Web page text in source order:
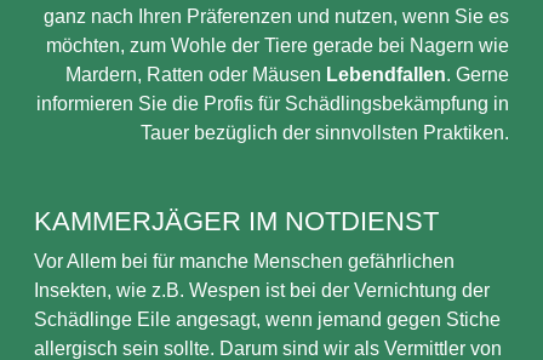
ganz nach Ihren Präferenzen und nutzen, wenn Sie es
möchten, zum Wohle der Tiere gerade bei Nagern wie
Mardern, Ratten oder Mäusen Lebendfallen. Gerne
informieren Sie die Profis für Schädlingsbekämpfung in
Tauer bezüglich der sinnvollsten Praktiken.
KAMMERJÄGER IM NOTDIENST
Vor Allem bei für manche Menschen gefährlichen
Insekten, wie z.B. Wespen ist bei der Vernichtung der
Schädlinge Eile angesagt, wenn jemand gegen Stiche
allergisch sein sollte. Darum sind wir als Vermittler von